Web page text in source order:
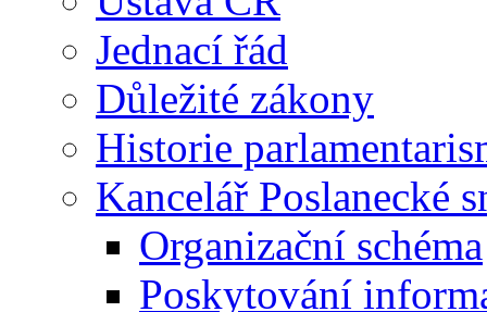
Jednací řád
Důležité zákony
Historie
Kancelář Poslanecké
Organizační schéma
Poskytování